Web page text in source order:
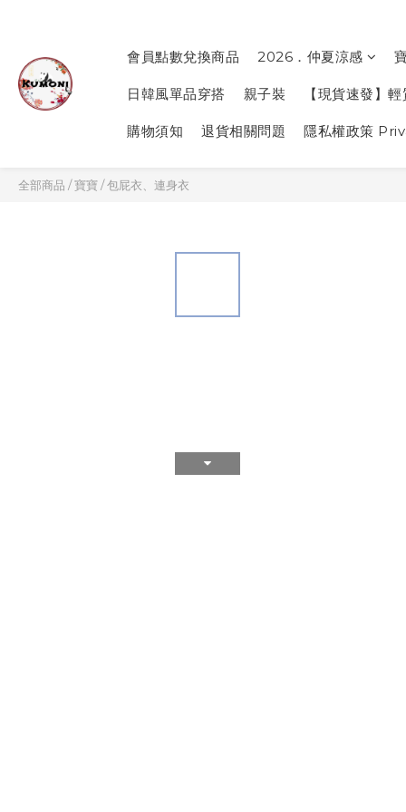
會員點數兌換商品 2026．仲夏涼感
日韓風單品穿搭 親子裝 【現貨速發】
購物須知 退貨相關問題 隱私權政策
全部商品 /寶寶/包屁衣、連身衣